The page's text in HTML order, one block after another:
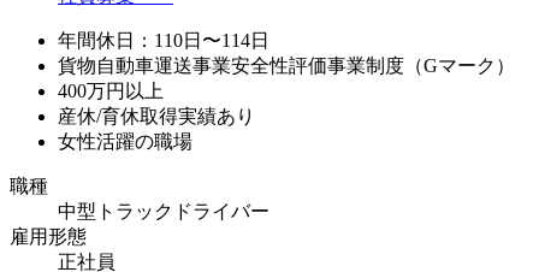
年間休日：110日〜114日
貨物自動車運送事業安全性評価事業制度（Gマーク）
400万円以上
産休/育休取得実績あり
女性活躍の職場
職種
中型トラックドライバー
雇用形態
正社員